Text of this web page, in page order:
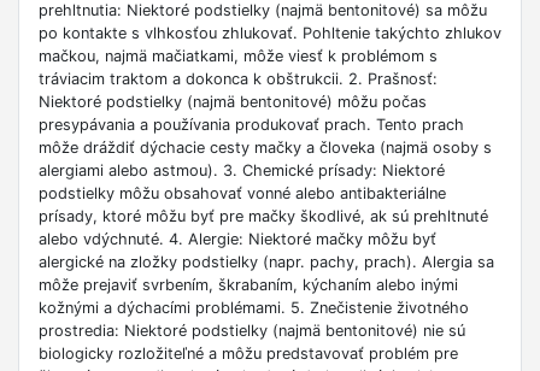
prehltnutia: Niektoré podstielky (najmä bentonitové) sa môžu
po kontakte s vlhkosťou zhlukovať. Pohltenie takýchto zhlukov
mačkou, najmä mačiatkami, môže viesť k problémom s
tráviacim traktom a dokonca k obštrukcii. 2. Prašnosť:
Niektoré podstielky (najmä bentonitové) môžu počas
presypávania a používania produkovať prach. Tento prach
môže dráždiť dýchacie cesty mačky a človeka (najmä osoby s
alergiami alebo astmou). 3. Chemické prísady: Niektoré
podstielky môžu obsahovať vonné alebo antibakteriálne
prísady, ktoré môžu byť pre mačky škodlivé, ak sú prehltnuté
alebo vdýchnuté. 4. Alergie: Niektoré mačky môžu byť
alergické na zložky podstielky (napr. pachy, prach). Alergia sa
môže prejaviť svrbením, škrabaním, kýchaním alebo inými
kožnými a dýchacími problémami. 5. Znečistenie životného
prostredia: Niektoré podstielky (najmä bentonitové) nie sú
biologicky rozložiteľné a môžu predstavovať problém pre